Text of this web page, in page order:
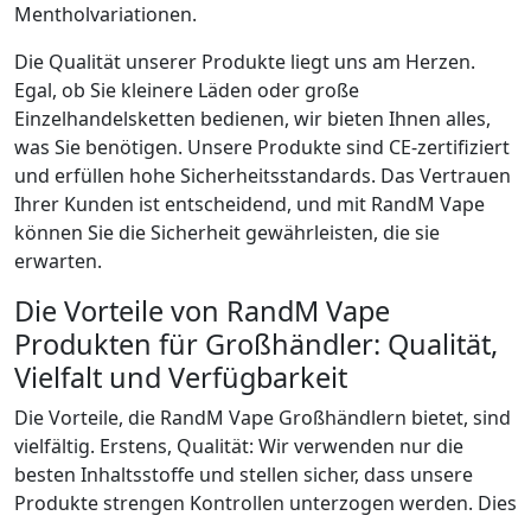
Mentholvariationen.
Die Qualität unserer Produkte liegt uns am Herzen.
Egal, ob Sie kleinere Läden oder große
Einzelhandelsketten bedienen, wir bieten Ihnen alles,
was Sie benötigen. Unsere Produkte sind CE-zertifiziert
und erfüllen hohe Sicherheitsstandards. Das Vertrauen
Ihrer Kunden ist entscheidend, und mit RandM Vape
können Sie die Sicherheit gewährleisten, die sie
erwarten.
Die Vorteile von RandM Vape
Produkten für Großhändler: Qualität,
Vielfalt und Verfügbarkeit
Die Vorteile, die RandM Vape Großhändlern bietet, sind
vielfältig. Erstens, Qualität: Wir verwenden nur die
besten Inhaltsstoffe und stellen sicher, dass unsere
Produkte strengen Kontrollen unterzogen werden. Dies